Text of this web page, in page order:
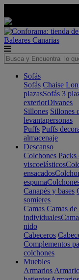
Baleares Canarias
Sofás
Sofás Chaise
plazasSofás 3
exteriorDivanes
Sillones Sillones
levantapersonas
Puffs Puffs
almacenaje
Descanso
Colchones Packs
viscoelásticos
ensacados
espuma
Canapés y bases
somieres
Camas Camas
individuales
nido
Cabeceros
Complementos
colchones
Muebles
Armarios